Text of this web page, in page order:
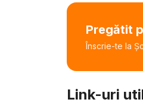
Pregătit
Înscrie-te la
Link-uri